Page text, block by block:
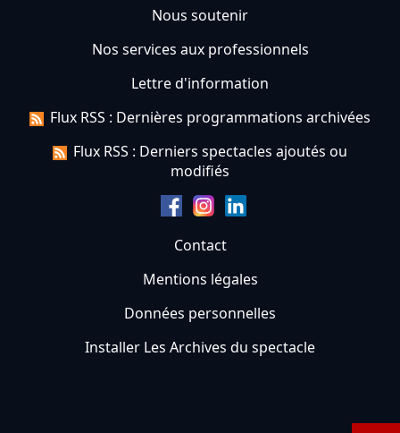
Nous soutenir
Nos services aux professionnels
Lettre d'information
Flux RSS : Dernières programmations archivées
Flux RSS : Derniers spectacles ajoutés ou
modifiés
Contact
Mentions légales
Données personnelles
Installer Les Archives du spectacle